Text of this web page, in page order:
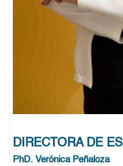
DIRECTORA DE
PhD. Verónica Peñaloza